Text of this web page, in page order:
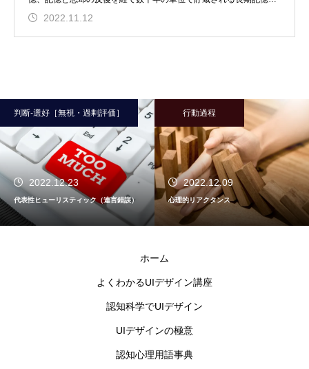
と、3つの段階で構成され
2022.11.12
判断-選好［無視・過剰評価］
2022.12.23
代表性ヒューリスティック（連言錯誤）
行動過程
2022.12.09
心理的リアクタンス
ホーム
よくわかるUIデザイン講座
認知科学でUIデザイン
UIデザインの極意
認知心理用語事典